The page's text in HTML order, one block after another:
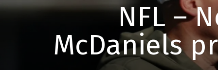
NFL –
McDaniels